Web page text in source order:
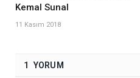
Kemal Sunal
11 Kasım 2018
1 YORUM